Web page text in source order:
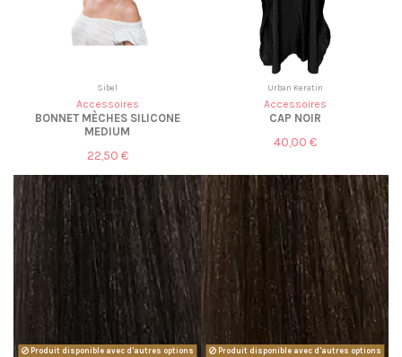
Sibel
Accessoires
BONNET MÈCHES SILICONE
MEDIUM
22,50 €
Urban Keratin
Accessoires
CAP NOIR
40,00 €
Produit disponible avec d'autres options Produit disponible avec d'autres options